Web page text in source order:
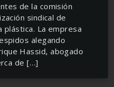
de la comisión
sindical de
La empresa
alegando
Hassid, abogado
de […]